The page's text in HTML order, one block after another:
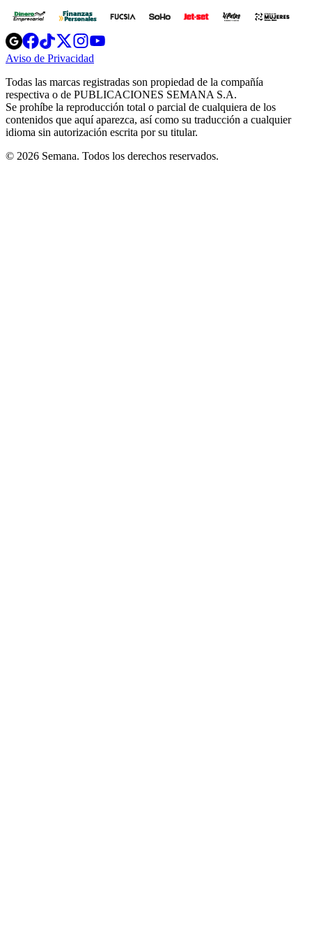
Opens
in
new
Opens
in
new
Opens
in
new
window
Opens
new
windowwindow
Aviso de Privacidad
new
window
Todas las marcas registradas son propiedad de la compañía
respectiva o de PUBLICACIONES SEMANA S.A.
Se prohíbe la reproducción total o parcial de cualquiera de los
contenidos que aquí aparezca, así como su traducción a cualquier
idioma sin autorización escrita por su titular.
© 2026 Semana. Todos los derechos reservados.